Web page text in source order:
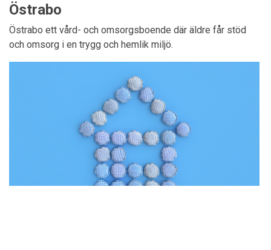
Östrabo
Östrabo ett vård- och omsorgsboende där äldre får stöd
och omsorg i en trygg och hemlik miljö.